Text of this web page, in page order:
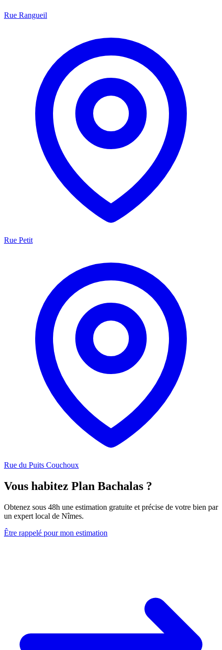
Rue Rangueil
Rue Petit
Rue du Puits Couchoux
Vous habitez Plan Bachalas ?
Obtenez sous 48h une estimation gratuite et précise de votre bien par
un expert local de Nîmes.
Être rappelé pour mon estimation